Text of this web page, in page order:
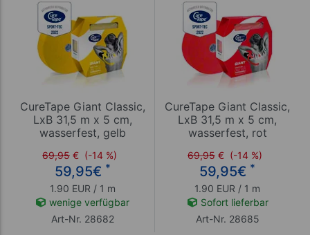
CureTape Giant Classic,
LxB 31,5 m x 5 cm,
wasserfest, gelb
69,95 € (-14 %)
59,95€ *
1.90 EUR / 1 m
wenige verfügbar
Art-Nr. 28682
CureTape Giant Classic,
LxB 31,5 m x 5 cm,
wasserfest, rot
69,95 € (-14 %)
59,95€ *
1.90 EUR / 1 m
Sofort lieferbar
Art-Nr. 28685